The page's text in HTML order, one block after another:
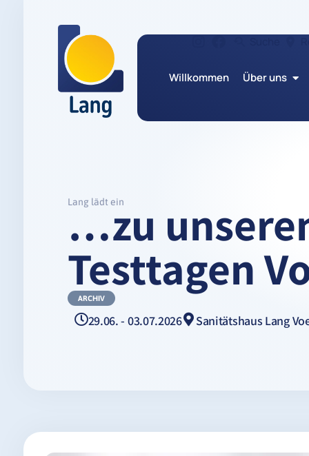
Willkommen Über uns
Lang lädt ein
…zu
Testtagen
ARCHIV
29.06. - 03.07.2026 Sanitätshaus Lang